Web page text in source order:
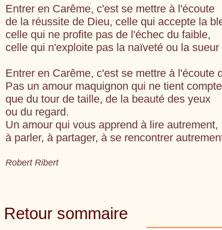
Entrer en Carême, c'est se mettre à l'écoute
de la réussite de Dieu, celle qui accepte la
celle qui ne profite pas de l'échec du faible,
celle qui n'exploite pas la naïveté ou la
Entrer en Carême, c'est se mettre à l'écoute
Pas un amour maquignon qui ne tient compte
que du tour de taille, de la beauté des yeux
ou du regard.
Un amour qui vous apprend à lire autrement,
à parler, à partager, à se rencontrer
Robert Ribert
Retour sommaire